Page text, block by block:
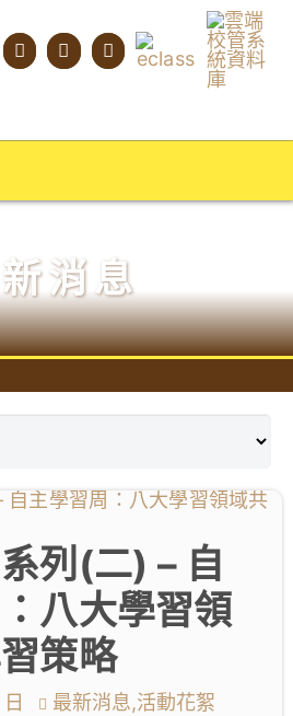
活動
消息
列(二) – 自
八大學習領
策略
日
最新消息,活動花絮